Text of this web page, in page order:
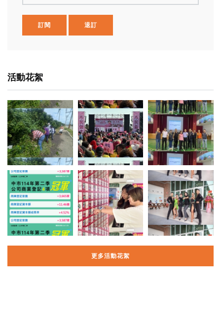
訂閱 退訂
活動花絮
更多活動花絮